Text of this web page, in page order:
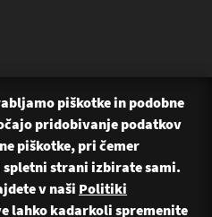
piškotke in podobne
pridobivanje podatkov
piškotke, pri čemer
spletni strani izbirate sami.
v naši Politiki
lahko kadarkoli spremenite